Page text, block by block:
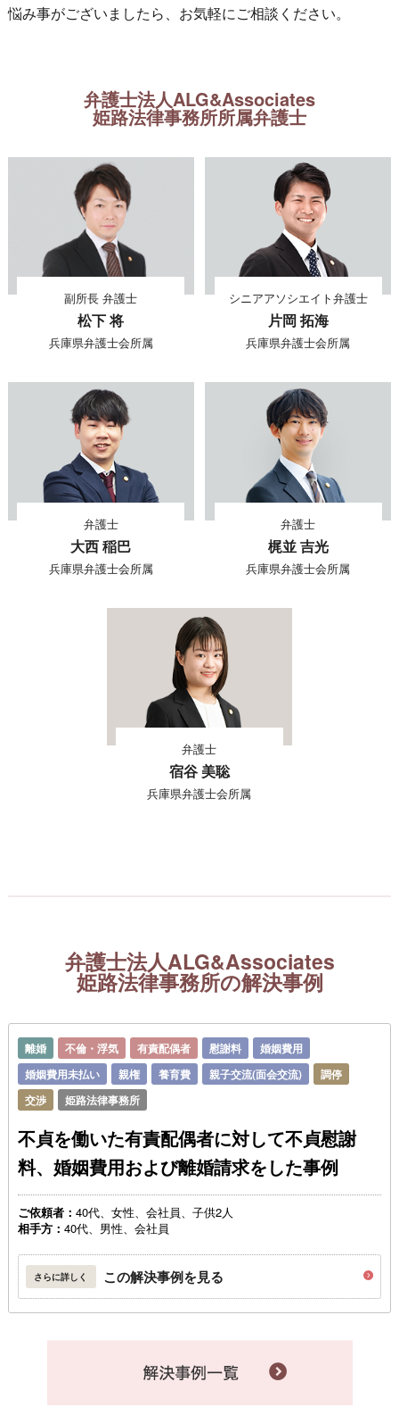
悩み事がございましたら、お気軽にご相談ください。
弁護士法人ALG&Associates
姫路法律事務所所属弁護士
副所長 弁護士
松下 将
兵庫県弁護士会所属
シニアアソシエイト弁護士
片岡 拓海
兵庫県弁護士会所属
弁護士
大西 稲巴
兵庫県弁護士会所属
弁護士
梶並 吉光
兵庫県弁護士会所属
弁護士
宿谷 美聡
兵庫県弁護士会所属
弁護士法人ALG&Associates
姫路法律事務所の解決事例
離婚 不倫・浮気 有責配偶者 慰謝料
婚姻費用
婚姻費用未払い
親権 養育費 親子交流(面会交流)
調停
交渉
姫路法律事務所
不貞を働いた有責配偶者に対して不貞慰謝
料、婚姻費用および離婚請求をした事例
ご依頼者： 40代、女性、会社員、子供2人
相手方： 40代、男性、会社員
さらに詳しく この解決事例を見る